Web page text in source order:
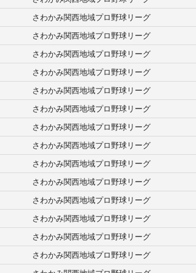
さわかみ関西地域プロ野球リーグ
さわかみ関西地域プロ野球リーグ
さわかみ関西地域プロ野球リーグ
さわかみ関西地域プロ野球リーグ
さわかみ関西地域プロ野球リーグ
さわかみ関西地域プロ野球リーグ
さわかみ関西地域プロ野球リーグ
さわかみ関西地域プロ野球リーグ
さわかみ関西地域プロ野球リーグ
さわかみ関西地域プロ野球リーグ
さわかみ関西地域プロ野球リーグ
さわかみ関西地域プロ野球リーグ
さわかみ関西地域プロ野球リーグ
さわかみ関西地域プロ野球リーグ